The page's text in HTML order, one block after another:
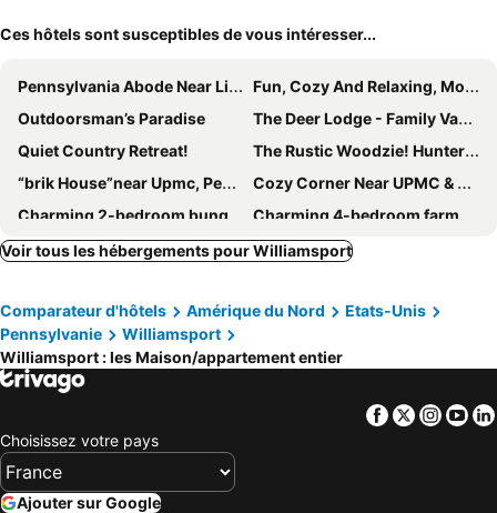
Ces hôtels sont susceptibles de vous intéresser...
Pennsylvania Abode Near Little League World Series
Fun, Cozy And Relaxing, Modernly Updated, Creekside/trailside Cottage
Outdoorsman’s Paradise
The Deer Lodge - Family Vacation Get-away
Quiet Country Retreat!
The Rustic Woodzie! Hunters Dream!
“brik House”near Upmc, Penn College, Lyco College And Little League World Series
Cozy Corner Near UPMC & Downtown
Charming 2-bedroom bungalow in Williamsport
Charming 4-bedroom farmhouse in beautiful Williamsport, PA.
"3Thirty2" - near IPT, 10min to LLW Series-AC/off street parking
Quiet Country Getaway, Start Your Adventure With Us!
Historic Home On Farm, 15 Mi To Williamsport!
2 Bedroom Live/work Apartment In The Heart Of Pennsdale
Voir tous les hébergements pour Williamsport
Comparateur d'hôtels Amérique du Nord
Etats-Unis
Pennsylvanie
Williamsport
Williamsport : les Maison/appartement entier
Facebook
Twitter
Choisissez votre pays
Ajouter sur Google